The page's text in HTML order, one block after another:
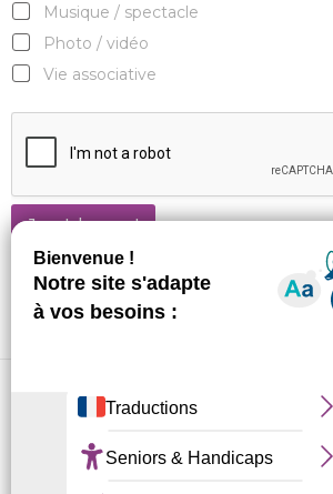
Musique / spectacle
Photo / vidéo
Vie associative
Je m'abonne !